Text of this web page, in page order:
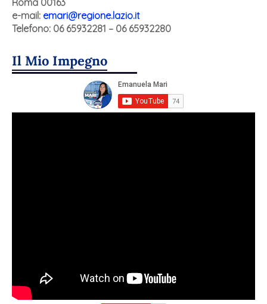
e-mail: emari@regione.lazio.it
Telefono: 06 65932281 – 06 65932280
Il Mio Impegno